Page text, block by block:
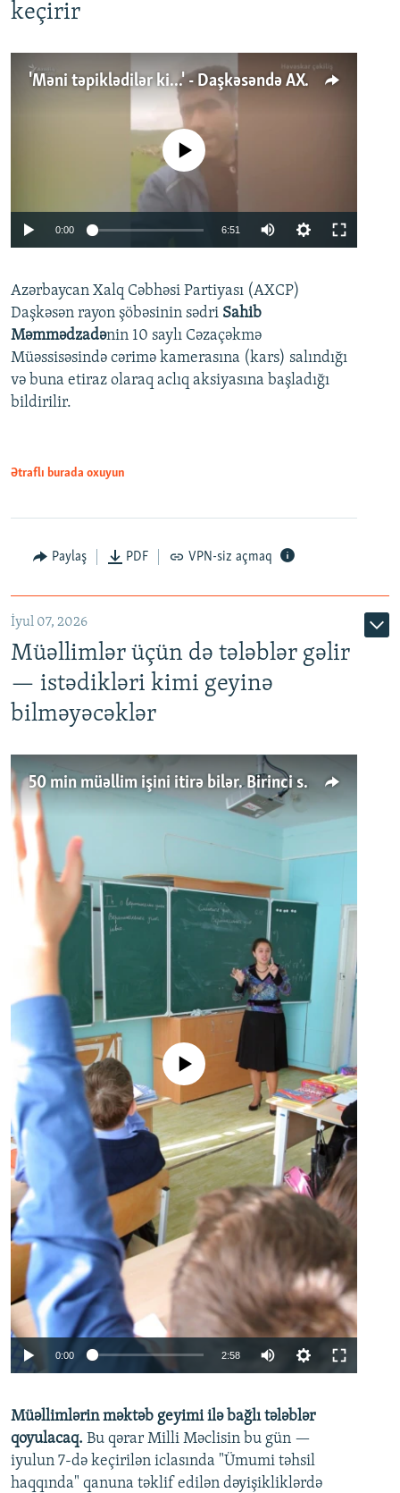
keçirir
'Məni təpiklədilər ki...' - Daşkəsəndə AXCP fəalının yaxınları onun həbsinə etiraz edirlər
Auto 240p 360p
720p 1080p
No media source currently available
0:00 6:51
360p
720p
1080p
Azərbaycan Xalq Cəbhəsi Partiyası (AXCP)
Daşkəsən rayon şöbəsinin sədri Sahib
Məmmədzadənin 10 saylı Cəzaçəkmə
Müəssisəsində cərimə kamerasına (kars) salındığı
və buna etiraz olaraq aclıq aksiyasına başladığı
bildirilir.
Ətraflı burada oxuyun
Paylaş PDF VPN-siz açmaq
İyul 07, 2026
Müəllimlər üçün də tələblər gəlir
— istədikləri kimi geyinə
bilməyəcəklər
50 min müəllim işini itirə bilər. Birinci sinfə gedənlər azalır
No media source currently available
0:00 2:58
360p
480p
720p
Müəllimlərin məktəb geyimi ilə bağlı tələblər
qoyulacaq. Bu qərar Milli Məclisin bu gün —
iyulun 7-də keçirilən iclasında "Ümumi təhsil
haqqında" qanuna təklif edilən dəyişikliklərdə